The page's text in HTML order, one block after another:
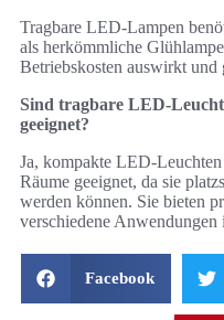
Tragbare LED-Lampen
als herkömmliche
Betriebskosten auswirkt
Sind tragbare LED-
geeignet?
Ja, kompakte LED-
Räume geeignet, da sie
werden können. Sie bieten
verschiedene Anwendungen
Facebook